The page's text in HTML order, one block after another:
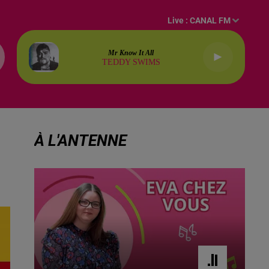
Live :CANAL FM
Mr Know It All
TEDDY SWIMS
À L'ANTENNE